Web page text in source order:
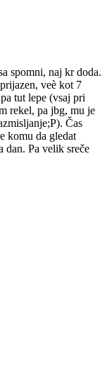
spomni, naj kr doda.
veè kot 7
tut lepe (vsaj pri
rekel, pa jbg, mu je
Čas
komu da gledat
dan. Pa velik sreče